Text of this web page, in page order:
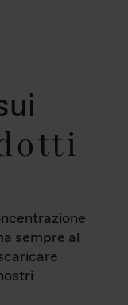
sempre al